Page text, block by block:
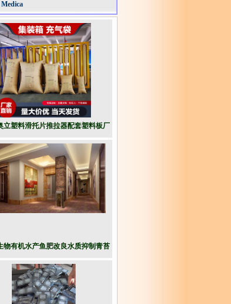
Medica
立塑料滑托片推拉器配套塑料板厂
家
物有机水产鱼肥改良水质抑制青苔
微生物菌剂氨基酸水产肥水